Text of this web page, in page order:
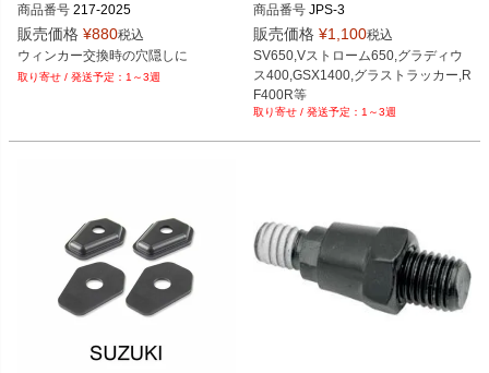
商品番号 217-2025
販売価格 ¥880税込
ウィンカー交換時の穴隠しに
1～3週
商品番号 JPS-3
973-2000003
販売価格 ¥1,100税込
SV650,Vストローム650,グラディウ
ス400,GSX1400,グラストラッカー,R
F400R等
1～3週